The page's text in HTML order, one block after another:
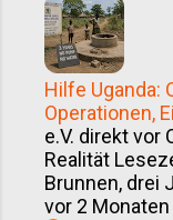
Hilfe Uganda:
Operationen,
e.V. direkt vor
Realität
Brunnen, drei
vor 2 Monaten